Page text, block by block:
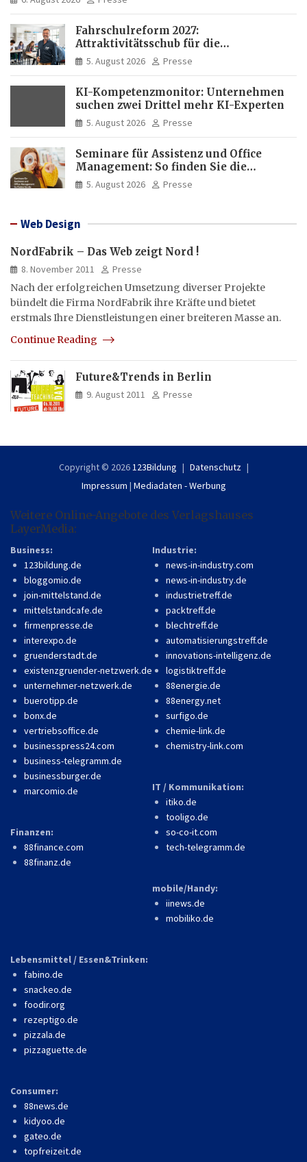
Fahrschulreform 2027:
Attraktivitätsschub für die
Fahrlehrerausbildung
5. August 2026 Presse
KI-Kompetenzmonitor: Unternehmen
suchen zwei Drittel mehr KI-Experten
5. August 2026 Presse
Seminare für Assistenz und Office
Management: So finden Sie die
passende Weiterbildung
5. August 2026 Presse
Web Design
NordFabrik – Das Web zeigt Nord !
8. November 2011
Presse
Nach der erfolgreichen Umsetzung diverser Projekte
bündelt die Firma NordFabrik ihre Kräfte und bietet
erstmals Ihre Dienstleistungen einer breiteren Masse an.
Continue Reading
Future&Trends in Berlin
9. August 2011 Presse
Copyright © 2026 123Bildung
Datenschutz
Impressum | Mediadaten - Werbung
Weitere Online-Angebote des Verlagshauses
LayerMedia:
Business:
123bildung.de
bloggomio.de
join-mittelstand.de
mittelstandcafe.de
firmenpresse.de
interexpo.de
gruenderstadt.de
existenzgruender-netzwerk.de
unternehmer-netzwerk.de
buerotipp.de
bonx.de
vertriebsoffice.de
businesspress24.com
business-telegramm.de
businessburger.de
marcomio.de
Finanzen:
88finance.com
88finanz.de
Industrie:
news-in-industry.com
news-in-industry.de
industrietreff.de
packtreff.de
blechtreff.de
automatisierungstreff.de
innovations-intelligenz.de
logistiktreff.de
88energie.de
88energy.net
surfigo.de
chemie-link.de
chemistry-link.com
IT / Kommunikation:
itiko.de
tooligo.de
so-co-it.com
tech-telegramm.de
mobile/Handy:
iinews.de
mobiliko.de
Lebensmittel / Essen&Trinken:
fabino.de
snackeo.de
foodir.org
rezeptigo.de
pizzala.de
pizzaguette.de
Consumer:
88news.de
kidyoo.de
gateo.de
topfreizeit.de